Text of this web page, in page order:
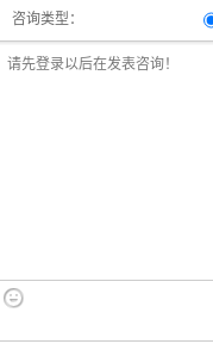
咨询类型：